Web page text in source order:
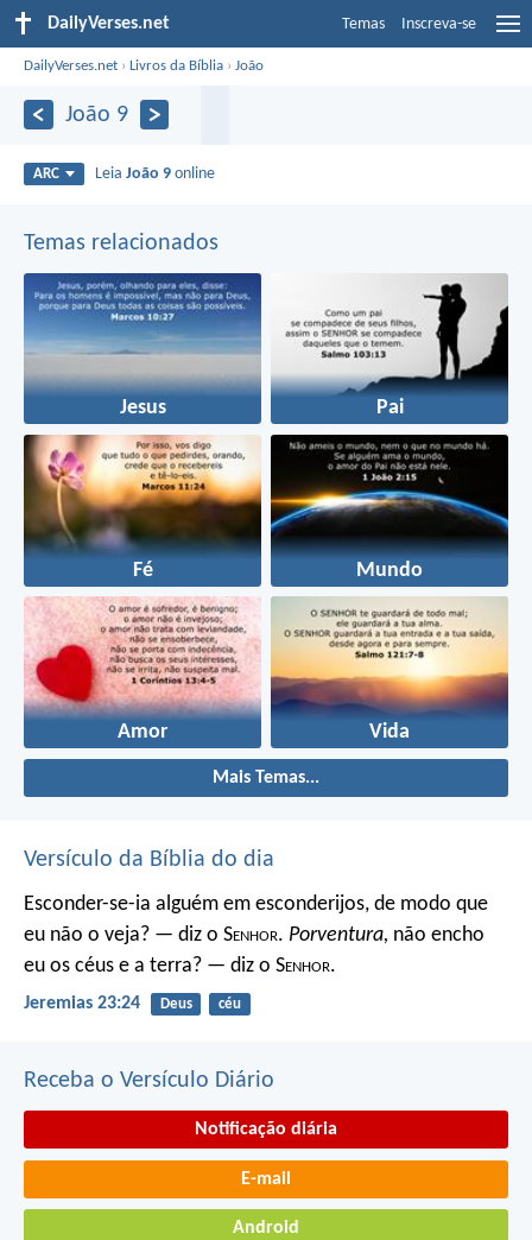
DailyVerses.net Temas Inscreva-se
DailyVerses.net ›Livros da Bíblia ›João
João 9
ARC LeiaJoão 9 online
Temas relacionados
Jesus Pai
Fé Mundo
Amor Vida
Mais Temas...
Versículo da Bíblia do dia
Esconder-se-ia alguém em esconderijos, de modo que
eu não o veja? — diz o Senhor. Porventura, não encho
eu os céus e a terra? — diz o Senhor.
Jeremias 23:24 Deus céu
Receba o Versículo Diário
Notificação diária
E-mail
Android